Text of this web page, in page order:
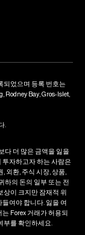
되었으며 등록 번호는
Rodney Bay, Gros-Islet,
.
다 더 많은 금액을 잃을
투자하고자 하는 사람은
외환, 주식 시장, 상품,
하의 돈의 일부 또는 전
상이 크지만 잠재적 위
여야 합니다. 잃을 여
Forex 거래가 허용되
부를 확인하세요.